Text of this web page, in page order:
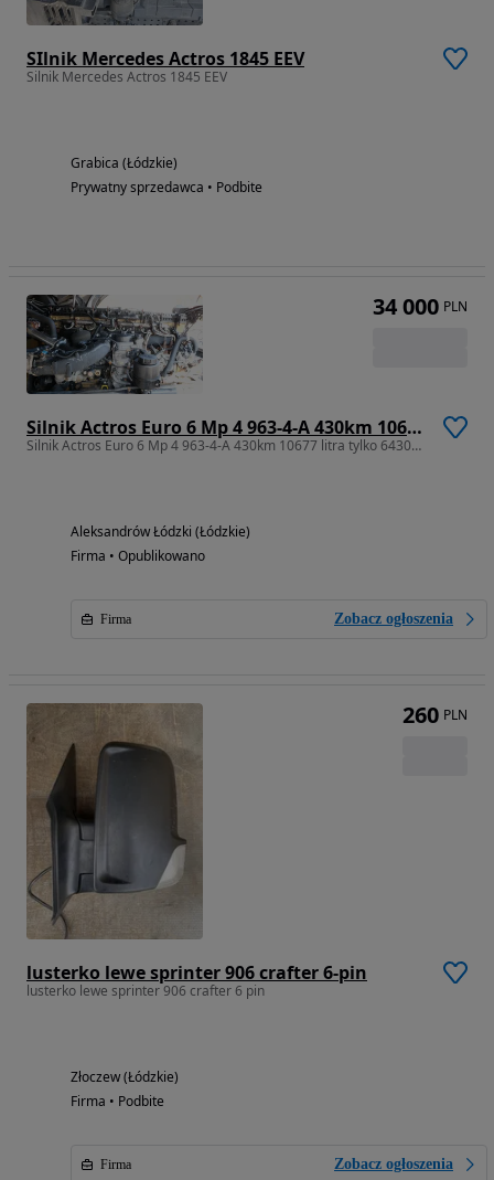
SIlnik Mercedes Actros 1845 EEV
Silnik Mercedes Actros 1845 EEV
Grabica (Łódzkie)
Prywatny sprzedawca • Podbite
Silnik Actros Euro 6 Mp 4 963-4-A 430km 10677 litra tylko 643000km udokumentowany
Silnik Actros Euro 6 Mp 4 963-4-A 430km 10677 litra tylko 643000km udokumentowany
Aleksandrów Łódzki (Łódzkie)
Firma • Opublikowano
Firma Zobacz ogłoszenia
34 000 PLN
lusterko lewe sprinter 906 crafter 6-pin
lusterko lewe sprinter 906 crafter 6 pin
Złoczew (Łódzkie)
Firma • Podbite
Firma Zobacz ogłoszenia
260 PLN